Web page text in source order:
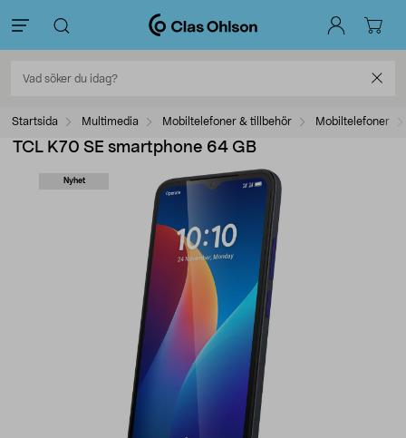
Startsida Multimedia Mobiltelefoner & tillbehör Mobiltelefoner
TCL K70 SE smartphone 64 GB
Nyhet